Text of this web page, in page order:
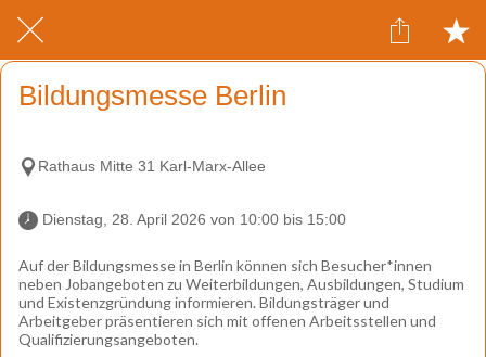
Bildungsmesse Berlin
Rathaus Mitte 31 Karl-Marx-Allee
Dienstag, 28. April 2026 von 10:00 bis 15:00
Auf der Bildungsmesse in Berlin können sich Besucher*innen
neben Jobangeboten zu Weiterbildungen, Ausbildungen, Studium
und Existenzgründung informieren. Bildungsträger und
Arbeitgeber präsentieren sich mit offenen Arbeitsstellen und
Qualifizierungsangeboten.